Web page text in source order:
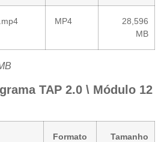
MP4
28,596
MB
TAP 2.0 \ Módulo 12
Formato Tamanho